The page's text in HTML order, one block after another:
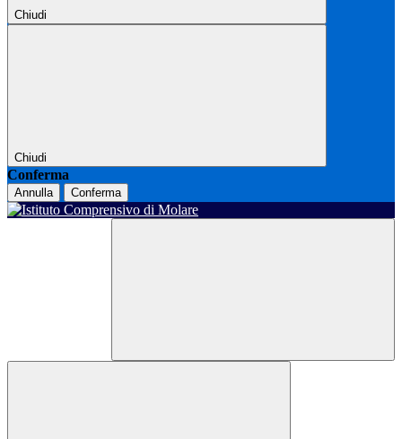
Chiudi
Chiudi
Conferma
Annulla Conferma